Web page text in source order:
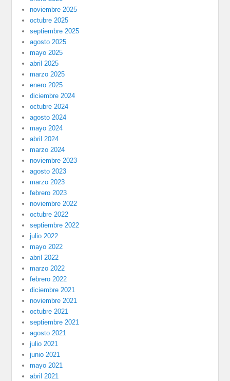
noviembre 2025
octubre 2025
septiembre 2025
agosto 2025
mayo 2025
abril 2025
marzo 2025
enero 2025
diciembre 2024
octubre 2024
agosto 2024
mayo 2024
abril 2024
marzo 2024
noviembre 2023
agosto 2023
marzo 2023
febrero 2023
noviembre 2022
octubre 2022
septiembre 2022
julio 2022
mayo 2022
abril 2022
marzo 2022
febrero 2022
diciembre 2021
noviembre 2021
octubre 2021
septiembre 2021
agosto 2021
julio 2021
junio 2021
mayo 2021
abril 2021